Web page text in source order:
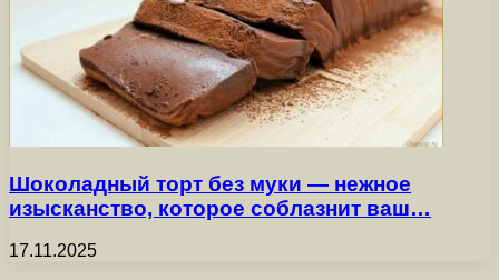
Шоколадный торт без муки — нежное
изысканство, которое соблазнит ваш…
17.11.2025